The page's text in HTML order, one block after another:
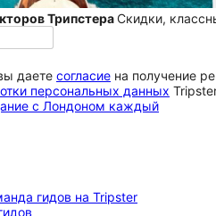
ТрипстераСкидки,
даете согласие на получение
персональных данных